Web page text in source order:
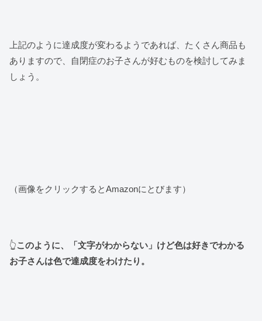
上記のように達成度が変わるようであれば、たくさん商品も
ありますので、自閉症のお子さんが好むものを検討してみま
しょう。
（画像をクリックするとAmazonにとびます）
👆このように、「文字がわからない」けど色は好きでわかる
お子さんは色で達成度をわけたり。